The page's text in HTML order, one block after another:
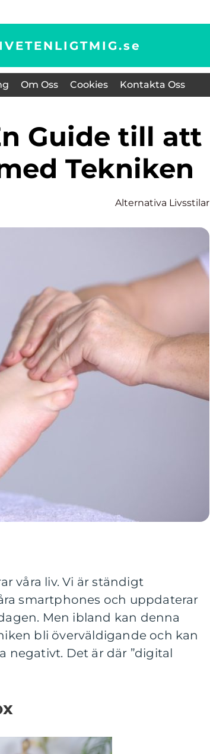
se
Om Oss Cookies Kontakta Oss
Tekniken
Alternativa Livsstilar
våra liv. Vi är ständigt
smartphones och uppdaterar
Men ibland kan denna
bli överväldigande och kan
negativt. Det är där ”digital